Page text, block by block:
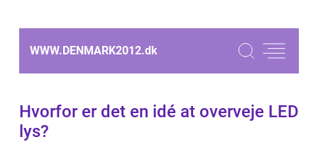
WWW.DENMARK2012.dk
Hvorfor er det en idé at overveje LED
lys?